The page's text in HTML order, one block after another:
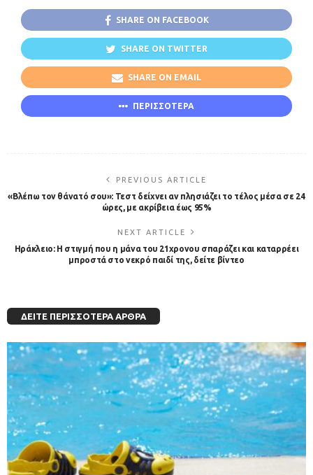
SHARE ON FACEBOOK
SHARE ON TWITTER
SHARE ON EMAIL
ΠΕΡΙΣΣΟΤΕΡΑ
PREVIOUS ARTICLE
«Βλέπω τον θάνατό σου»: Τεστ δείχνει αν πλησιάζει το τέλος μέσα σε 24
ώρες, με ακρίβεια έως 95%
NEXT ARTICLE
Ηράκλειο: Η στιγμή που η μάνα του 21χρονου σπαράζει και καταρρέει
μπροστά στο νεκρό παιδί της, δείτε βίντεο
ΔΕΊΤΕ ΠΕΡΙΣΣΌΤΕΡΑ ΆΡΘΡΑ